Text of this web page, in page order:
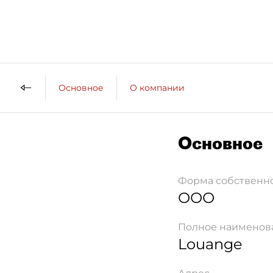
Основное О компании
Основное
Форма
ООО
Полное
Louange